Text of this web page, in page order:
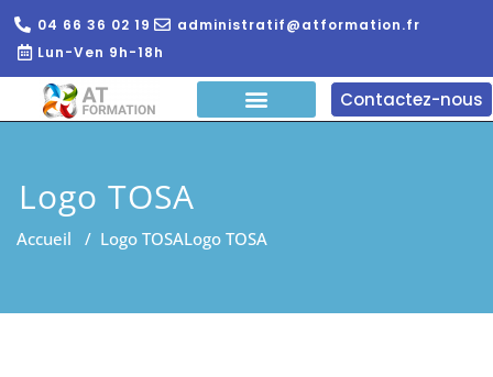
04 66 36 02 19
administratif@atformation.fr
Lun-Ven 9h-18h
Contactez-nous
Logo TOSA
Accueil / Logo TOSALogo TOSA